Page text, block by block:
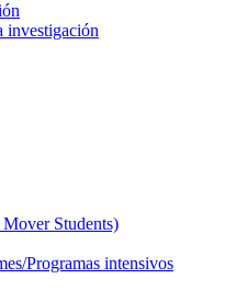
investigación
Students)
Programas intensivos